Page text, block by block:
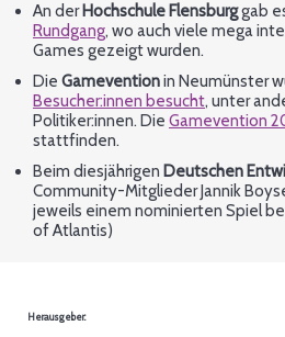
An derHochschule Flensburggab
Rundgang, wo auch viele mega
Games gezeigt wurden.
Die Gameventionin Neumünster
Besucher:innen besucht, unter
Politiker:innen. Die Gamevention
stattfinden.
Beim diesjährigen Deutschen
Community-Mitglieder Jannik
jeweils einem nominierten Spiel
of Atlantis)
Herausgeber: